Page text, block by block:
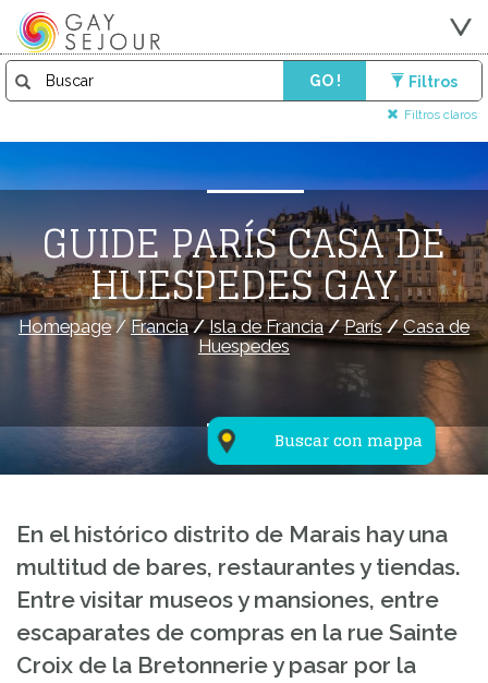
GO ! Filtros
Filtros claros
Buscar con mappa
GUIDE PARÍS CASA DE
HUESPEDES GAY
Homepage/Francia/Isla de Francia/París/Casa de
Huespedes
En el histórico distrito de Marais hay una
multitud de bares, restaurantes y tiendas.
Entre visitar museos y mansiones, entre
escaparates de compras en la rue Sainte
Croix de la Bretonnerie y pasar por la